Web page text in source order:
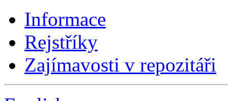
Informace
Rejstříky
Zajímavosti v repozitáři